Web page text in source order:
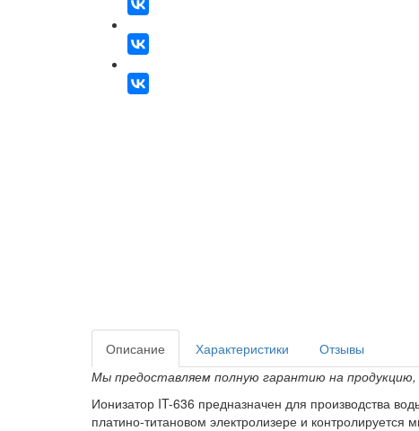
Описание Характеристики
Отзывы
Мы предоставляем полную гарантию на
Ионизатор IT-636 предназначен для производства
платино-титановом электролизере и контролируется